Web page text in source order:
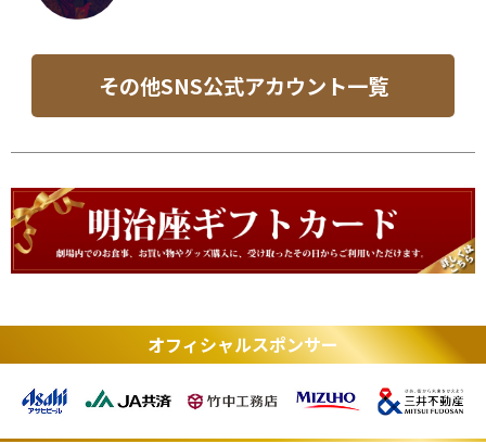
その他SNS公式アカウント一覧
オフィシャルスポンサー